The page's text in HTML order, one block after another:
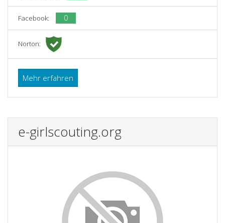
Facebook: 0
Norton:
Mehr erfahren
e-girlscouting.org